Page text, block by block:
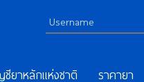
ยาหลักแห่งชาติ ราคายา